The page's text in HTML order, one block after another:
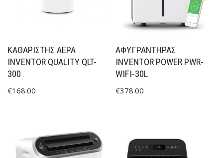
ΚΑΘΑΡΙΣΤΉΣ ΑΈΡΑ
INVENTOR QUALITY QLT-
300
€168.00
ΑΦΥΓΡΑΝΤΗΡΑΣ
INVENTOR POWER PWR-
WIFI-30L
€378.00